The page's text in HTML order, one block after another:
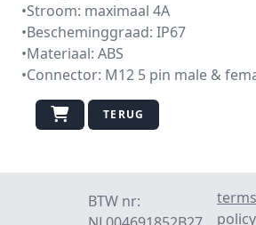
•Stroom: maximaal 4A
•Bescheminggraad: IP67
•Materiaal: ABS
•Connector: M12 5 pin male &
TERUG
BTW nr:
terms
policy